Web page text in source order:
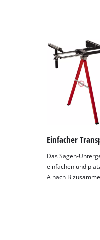
Einfacher
Das Sägen-
einfachen und
A nach B